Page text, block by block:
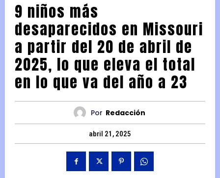
9 niños más
desaparecidos en Missouri
a partir del 20 de abril de
2025, lo que eleva el total
en lo que va del año a 23
Por Redacción
abril 21, 2025